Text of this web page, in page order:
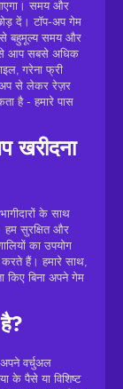
समय और
दें। टॉप-अप गेम
बहुमूल्य समय और
आप सबसे अधिक
गरेना फ्री
अप से लेकर रेज़र
है - हमारे पास
खरीदना
के साथ
हम सुरक्षित और
का उपयोग
करते हैं। हमारे साथ,
किए बिना अपने गेम
वर्चुअल
के पैसे या विशिष्ट